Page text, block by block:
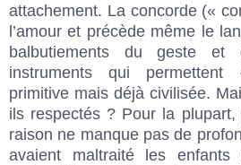
attachement. La concorde («
l’amour et précède même le
balbutiements du geste
instruments qui
primitive mais déjà civilisée.
ils respectés ? Pour la
raison ne manque pas de
avaient maltraité les